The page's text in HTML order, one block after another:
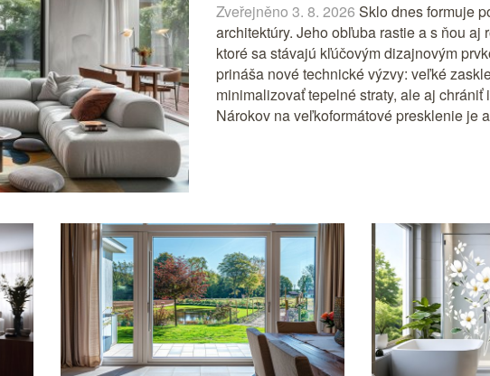
Zveřejněno 3. 8. 2026 Sklo dnes formuje
architektúry. Jeho obľuba rastie a s ňou aj
ktoré sa stávajú kľúčovým dizajnovým
prináša nové technické výzvy: veľké
minimalizovať tepelné straty, ale aj
Nárokov na veľkoformátové presklenie je